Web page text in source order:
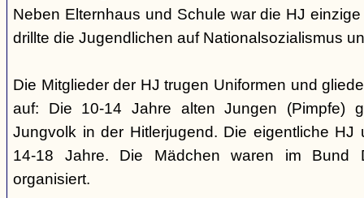
Neben Elternhaus und Schule war die HJ
drillte die Jugendlichen auf Nationalsozialismus
Die Mitglieder der HJ trugen Uniformen und
auf: Die 10-14 Jahre alten Jungen (Pimpfe)
Jungvolk in der Hitlerjugend. Die eigentliche HJ
14-18 Jahre. Die Mädchen waren im Bund
organisiert.